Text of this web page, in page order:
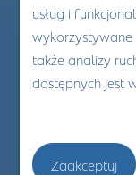
usług i
wykorzystywane
także analizy
dostępnych jest
Zaakceptuj